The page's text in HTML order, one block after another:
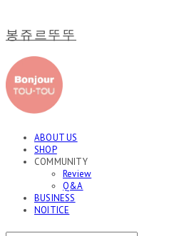
봉쥬르뚜뚜
ABOUT US
SHOP
COMMUNITY
Review
Q&A
BUSINESS
NOITICE